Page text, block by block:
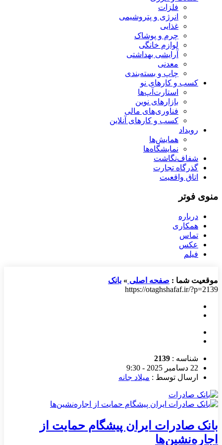
فلزات
انرژی و پتروشیمی
غذایی
چرم و پوشاک
لوازم خانگی
آرایشی بهداشتی
معدنی
چاپ و بسته‌بندی
کسب و کارهای نو
استارت‌آپ‌ها
بازارهای نوین
فناوری‌های مالی
کسب و کارهای آنلاین
رویداد
همایش‌ها
نمایشگاه‌ها
شفاف‌نگاشت
گذرگاه تجارت
اتاق واقعیت
منوی فوتر
درباره
همکاری
تماس
عکس
فیلم
موقعیت شما : صفحه اصلی » بانک
https://otaghshafaf.ir/?p=2139
شناسه : 2139
22 دسامبر 2025 - 9:30
ارسال توسط : میلاد جانه
بانک صادرات ایران پیشگام حمایت از
اجاره‌نشین‌ها